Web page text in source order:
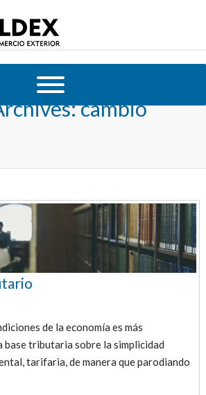
cambio
de la economía es más
base tributaria sobre la simplicidad
tarifaria, de manera que parodiando